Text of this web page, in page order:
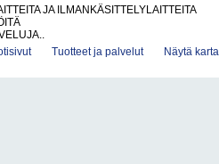
JA ILMANKÄSITTELYLAITTEITA
Tuotteet ja palvelut Näytä